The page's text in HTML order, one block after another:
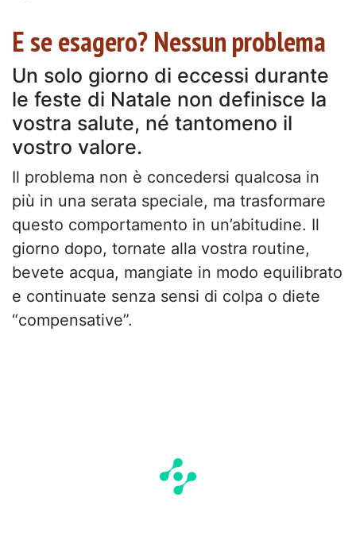
E se esagero? Nessun problema
Un solo giorno di eccessi durante
le feste di Natale non definisce la
vostra salute, né tantomeno il
vostro valore.
Il problema non è concedersi qualcosa in
più in una serata speciale, ma trasformare
questo comportamento in un’abitudine. Il
giorno dopo, tornate alla vostra routine,
bevete acqua, mangiate in modo equilibrato
e continuate senza sensi di colpa o diete
“compensative”.